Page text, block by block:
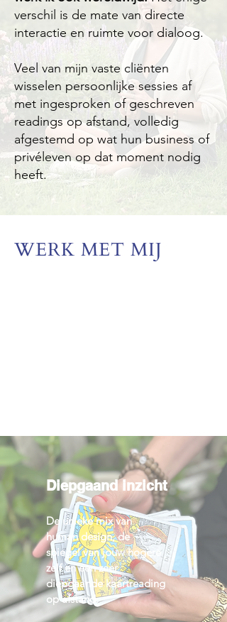
verschil is de mate van directe
interactie en ruimte voor dialoog.
Veel van mijn vaste cliënten
wisselen persoonlijke sessies af
met ingesproken of geschreven
readings op afstand, volledig
afgestemd op wat hun business of
privéleven op dat moment nodig
heeft.
WERK MET MIJ
Diepgaand inzicht
De unieke mix van
human design, de
spiegel van jouw hogere
zelf en een zeer
diepgaande kaartreading
op afstand.